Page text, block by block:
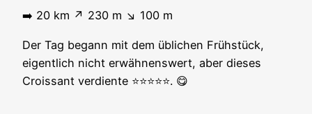
➡️ 20 km ↗️ 230 m ↘️ 100 m
Der Tag begann mit dem üblichen Frühstück,
eigentlich nicht erwähnenswert, aber dieses
Croissant verdiente ⭐️⭐️⭐️⭐️⭐️. 😋